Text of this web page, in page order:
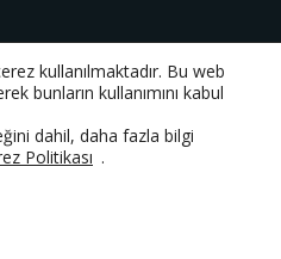
Bilişim Teknolojileri Ltd. Şti.
kullanılmaktadır. Bu web
bunların kullanımını kabul
dahil, daha fazla bilgi
Politikası .